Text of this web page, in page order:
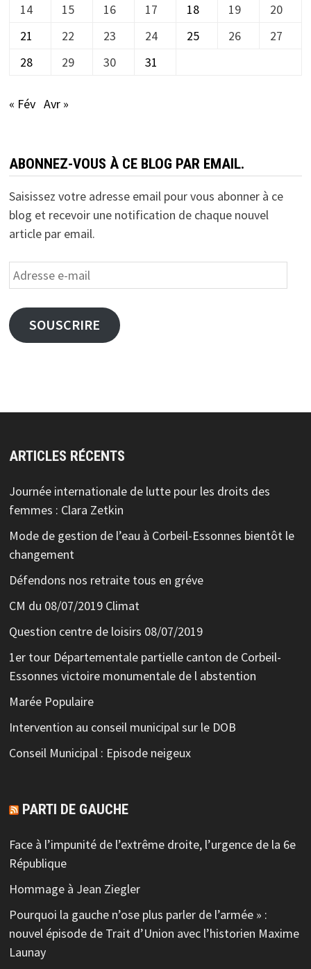
14
15 16 17 18 19
20
21
22 23 24 25 26
27
28
29 30 31
« Fév Avr »
ABONNEZ-VOUS À CE BLOG PAR EMAIL.
Saisissez votre adresse email pour vous abonner à ce
blog et recevoir une notification de chaque nouvel
article par email.
Adresse
e-
mail
SOUSCRIRE
ARTICLES RÉCENTS
Journée internationale de lutte pour les droits des
femmes : Clara Zetkin
Mode de gestion de l’eau à Corbeil-Essonnes bientôt le
changement
Défendons nos retraite tous en gréve
CM du 08/07/2019 Climat
Question centre de loisirs 08/07/2019
1er tour Départementale partielle canton de Corbeil-
Essonnes victoire monumentale de l abstention
Marée Populaire
Intervention au conseil municipal sur le DOB
Conseil Municipal : Episode neigeux
PARTI DE GAUCHE
Face à l’impunité de l’extrême droite, l’urgence de la 6e
République
Hommage à Jean Ziegler
Pourquoi la gauche n’ose plus parler de l’armée » :
nouvel épisode de Trait d’Union avec l’historien Maxime
Launay